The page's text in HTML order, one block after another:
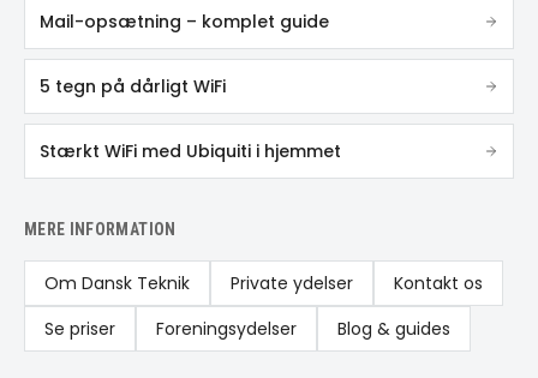
Mail-opsætning – komplet guide
5 tegn på dårligt WiFi
Stærkt WiFi med Ubiquiti i hjemmet
MERE INFORMATION
Om Dansk Teknik Private ydelser
Kontakt os
Se priser
Foreningsydelser Blog & guides